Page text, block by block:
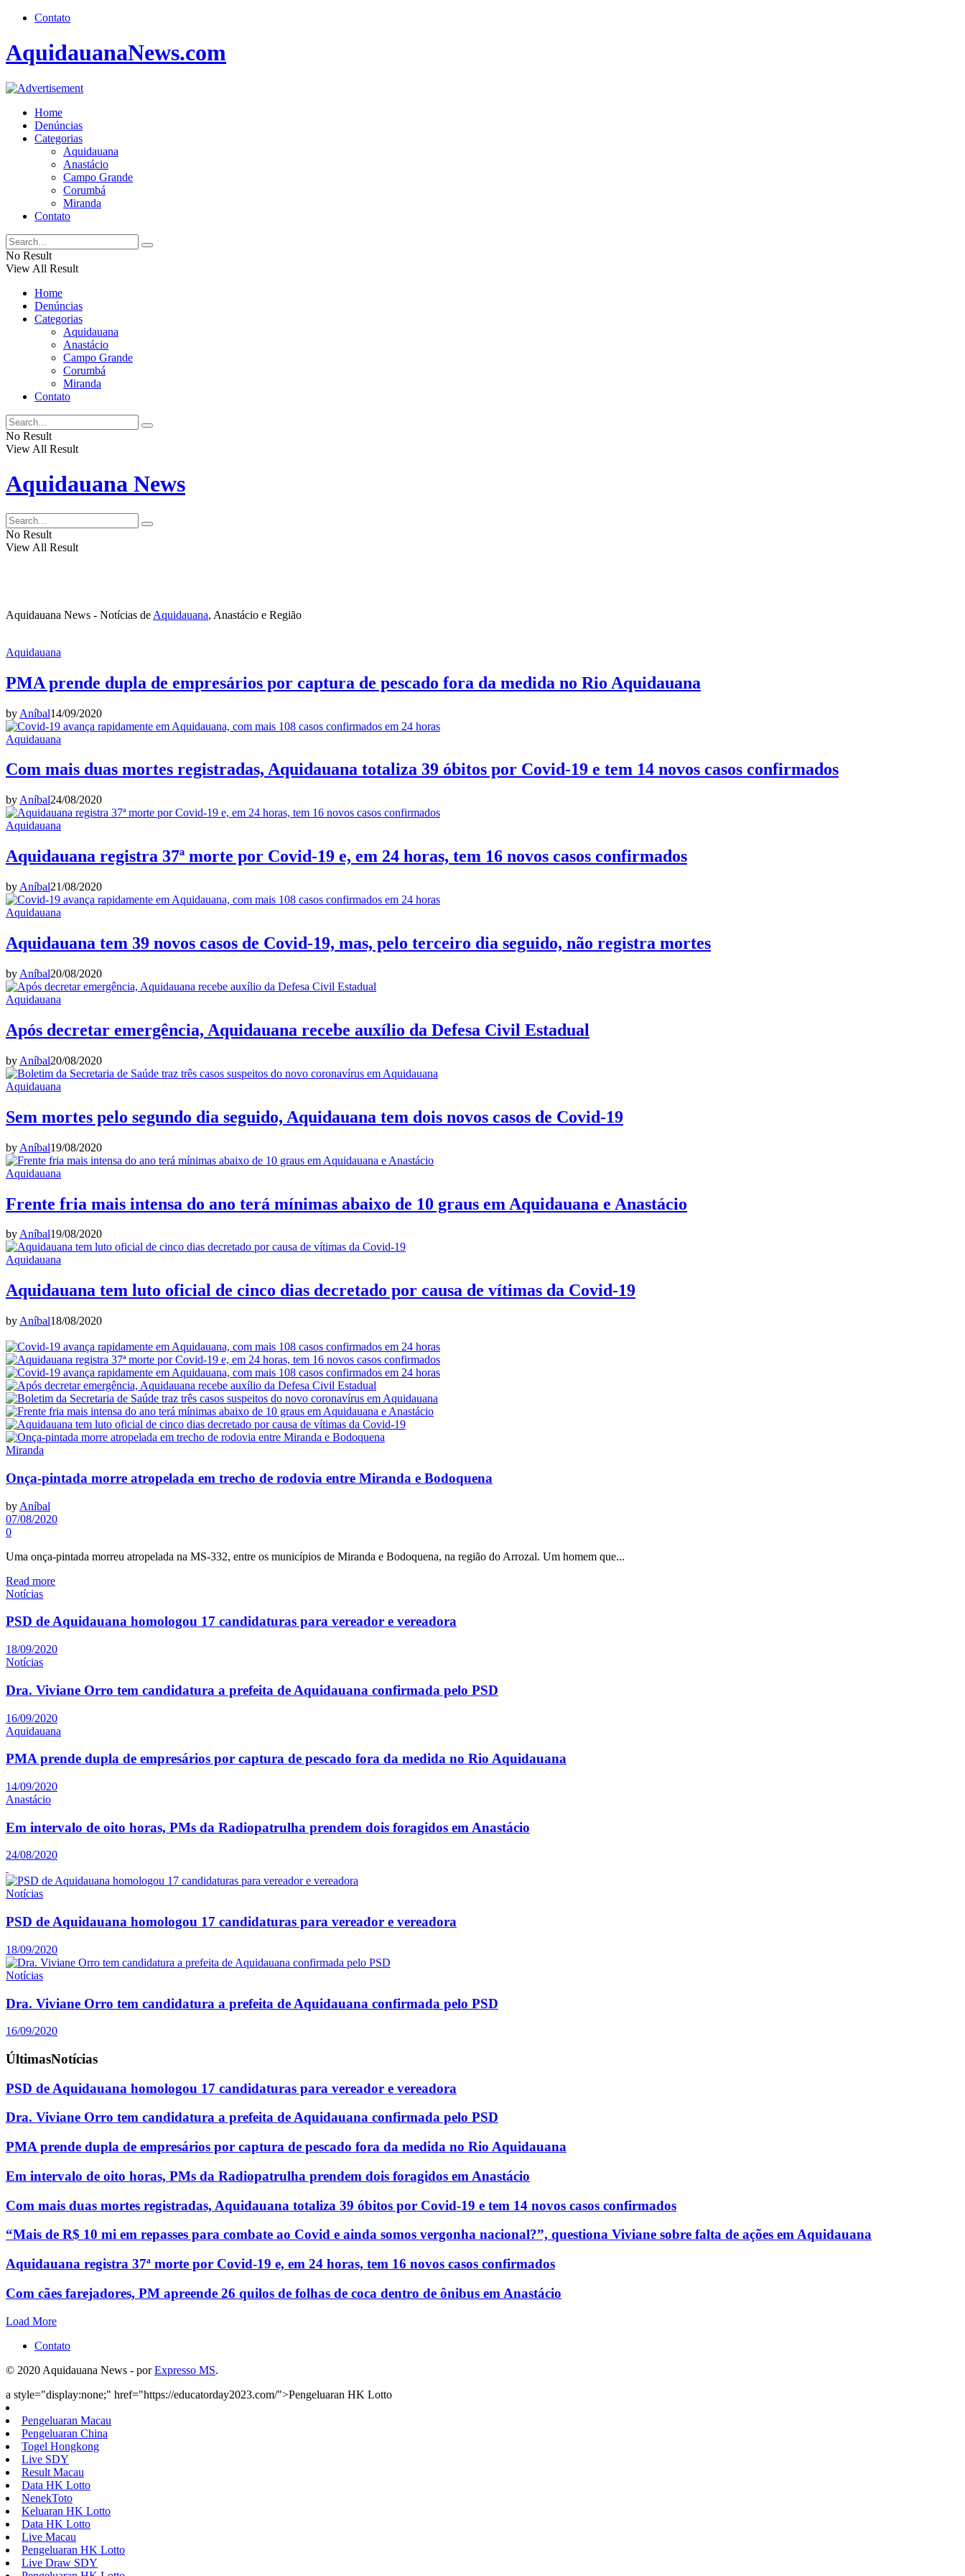
Contato
AquidauanaNews.com
Home
Denúncias
Categorias
Aquidauana
Anastácio
Campo Grande
Corumbá
Miranda
Contato
No Result
View All Result
Home
Denúncias
Categorias
Aquidauana
Anastácio
Campo Grande
Corumbá
Miranda
Contato
No Result
View All Result
Aquidauana News
No Result
View All Result
Aquidauana News - Notícias de Aquidauana, Anastácio e Região
Aquidauana
PMA prende dupla de empresários por captura de pescado fora da medida no Rio Aquidauana
by Aníbal14/09/2020
Aquidauana
Com mais duas mortes registradas, Aquidauana totaliza 39 óbitos por Covid-19 e tem 14 novos casos confirmados
by Aníbal24/08/2020
Aquidauana
Aquidauana registra 37ª morte por Covid-19 e, em 24 horas, tem 16 novos casos confirmados
by Aníbal21/08/2020
Aquidauana
Aquidauana tem 39 novos casos de Covid-19, mas, pelo terceiro dia seguido, não registra mortes
by Aníbal20/08/2020
Aquidauana
Após decretar emergência, Aquidauana recebe auxílio da Defesa Civil Estadual
by Aníbal20/08/2020
Aquidauana
Sem mortes pelo segundo dia seguido, Aquidauana tem dois novos casos de Covid-19
by Aníbal19/08/2020
Aquidauana
Frente fria mais intensa do ano terá mínimas abaixo de 10 graus em Aquidauana e Anastácio
byAníbal19/08/2020
Aquidauana
Aquidauana tem luto oficial de cinco dias decretado por causa de vítimas da Covid-19
by Aníbal18/08/2020
Miranda
Onça-pintada morre atropelada em trecho de rodovia entre Miranda e Bodoquena
by Aníbal
07/08/2020
0
Uma onça-pintada morreu atropelada na MS-332, entre os municípios de Miranda e Bodoquena, na região do Arrozal. Um homem que...
Read more
Notícias
PSD de Aquidauana homologou 17 candidaturas para vereador e vereadora
18/09/2020
Notícias
Dra. Viviane Orro tem candidatura a prefeita de Aquidauana confirmada pelo PSD
16/09/2020
Aquidauana
PMA prende dupla de empresários por captura de pescado fora da medida no Rio Aquidauana
14/09/2020
Anastácio
Em intervalo de oito horas, PMs da Radiopatrulha prendem dois foragidos em Anastácio
24/08/2020
Notícias
PSD de Aquidauana homologou 17 candidaturas para vereador e vereadora
18/09/2020
Notícias
Dra. Viviane Orro tem candidatura a prefeita de Aquidauana confirmada pelo PSD
16/09/2020
ÚltimasNotícias
PSD de Aquidauana homologou 17 candidaturas para vereador e vereadora
Dra. Viviane Orro tem candidatura a prefeita de Aquidauana confirmada pelo PSD
PMA prende dupla de empresários por captura de pescado fora da medida no Rio Aquidauana
Em intervalo de oito horas, PMs da Radiopatrulha prendem dois foragidos em Anastácio
Com mais duas mortes registradas, Aquidauana totaliza 39 óbitos por Covid-19 e tem 14 novos casos confirmados
“Mais de R$ 10 mi em repasses para combate ao Covid e ainda somos vergonha nacional?”, questiona Viviane sobre falta de ações em Aquidauana
Aquidauana registra 37ª morte por Covid-19 e, em 24 horas, tem 16 novos casos confirmados
Com cães farejadores, PM apreende 26 quilos de folhas de coca dentro de ônibus em Anastácio
Load More
Contato
© 2020 Aquidauana News - porExpresso MS.
a style="display:none;" href="https://educatorday2023.com/">Pengeluaran HK Lotto
Pengeluaran Macau
Pengeluaran China
Togel Hongkong
Live SDY
Result Macau
Data HK Lotto
NenekToto
Keluaran HK Lotto
Data HK Lotto
Live Macau
Pengeluaran HK Lotto
Live Draw SDY